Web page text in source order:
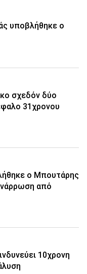
υποβλήθηκε ο
σχεδόν δύο
31χρονου
ο Μπουτάρης
από
10χρονη